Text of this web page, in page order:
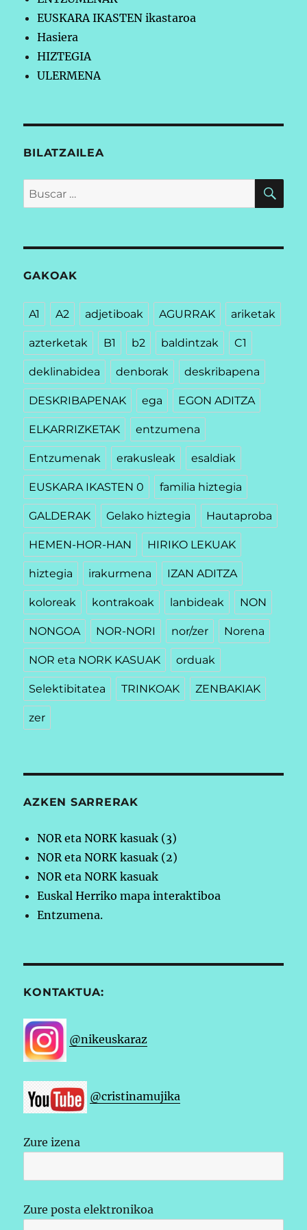
EUSKARA IKASTEN ikastaroa
Hasiera
HIZTEGIA
ULERMENA
BILATZAILEA
Buscar
por:
GAKOAK
A1 A2 adjetiboak AGURRAK ariketak
azterketak B1 b2 baldintzak C1
deklinabidea denborak deskribapena
DESKRIBAPENAK ega EGON ADITZA
ELKARRIZKETAK entzumena
Entzumenak erakusleak esaldiak
EUSKARA IKASTEN 0 familia hiztegia
GALDERAK Gelako hiztegia Hautaproba
HEMEN-HOR-HAN HIRIKO LEKUAK
hiztegia irakurmena IZAN ADITZA
koloreak kontrakoak lanbideak NON
NONGOA NOR-NORI nor/zer Norena
NOR eta NORK KASUAK orduak
Selektibitatea TRINKOAK ZENBAKIAK
zer
AZKEN SARRERAK
NOR eta NORK kasuak (3)
NOR eta NORK kasuak (2)
NOR eta NORK kasuak
Euskal Herriko mapa interaktiboa
Entzumena.
KONTAKTUA:
@nikeuskaraz
@cristinamujika
Zure izena
Zure posta elektronikoa